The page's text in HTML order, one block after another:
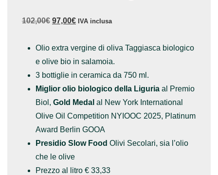
102,00€ Il
originale
era:
102,00€.
97,00€Il
attuale
è:
97,00€.
IVA inclusa
Olio extra vergine di oliva Taggiasca biologico
e olive bio in salamoia.
3 bottiglie in ceramica da 750 ml.
Miglior olio biologico della Liguria al Premio
Biol, Gold Medal al New York International
Olive Oil Competition NYIOOC 2025, Platinum
Award Berlin GOOA
Presidio Slow Food Olivi Secolari, sia l’olio
che le olive
Prezzo al litro € 33,33